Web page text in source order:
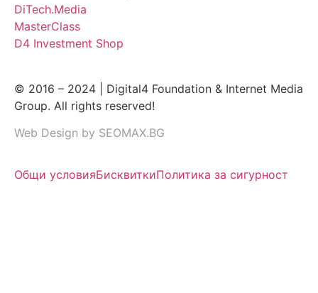
DiTech.Media
MasterClass
D4 Investment Shop
© 2016 – 2024 | Digital4 Foundation & Internet Media
Group. All rights reserved!
Web Design by SEOMAX.BG
Общи условияБисквиткиПолитика за сигурност